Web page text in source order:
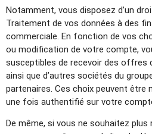
Notamment, vous disposez d’un
Traitement de vos données à des
commerciale. En fonction de vos
ou modification de votre compte,
susceptibles de recevoir des offres
ainsi que d’autres sociétés du
partenaires. Ces choix peuvent
une fois authentifié sur votre
De même, si vous ne souhaitez